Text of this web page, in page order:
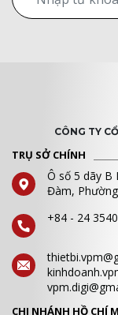
CÔNG TY
TRỤ SỞ CHÍNH
Ô số 5 dãy B
Đàm,
+84 - 24
CHI NHÁNH HỒ CHÍ